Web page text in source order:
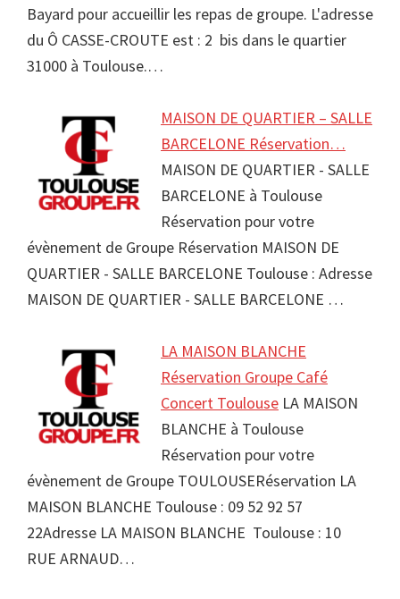
Bayard pour accueillir les repas de groupe. L'adresse
du Ô CASSE-CROUTE est : 2 bis dans le quartier
31000 à Toulouse.…
MAISON DE QUARTIER – SALLE
BARCELONE Réservation…
MAISON DE QUARTIER - SALLE
BARCELONE à Toulouse
Réservation pour votre
évènement de Groupe Réservation MAISON DE
QUARTIER - SALLE BARCELONE Toulouse : Adresse
MAISON DE QUARTIER - SALLE BARCELONE …
LA MAISON BLANCHE
Réservation Groupe Café
Concert Toulouse LA MAISON
BLANCHE à Toulouse
Réservation pour votre
évènement de Groupe TOULOUSERéservation LA
MAISON BLANCHE Toulouse : 09 52 92 57
22Adresse LA MAISON BLANCHE Toulouse : 10
RUE ARNAUD…